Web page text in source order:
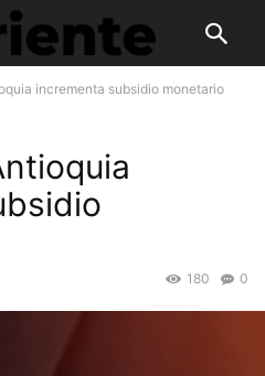
incrementa subsidio monetario
0
180